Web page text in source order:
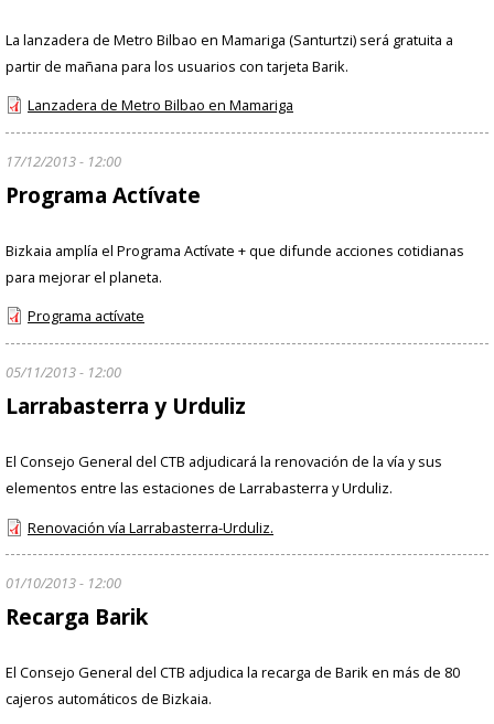
La lanzadera de Metro Bilbao en Mamariga (Santurtzi) será gratuita a
partir de mañana para los usuarios con tarjeta Barik.
Lanzadera de Metro Bilbao en Mamariga
17/12/2013 - 12:00
Programa Actívate
Bizkaia amplía el Programa Actívate + que difunde acciones cotidianas
para mejorar el planeta.
Programa actívate
05/11/2013 - 12:00
Larrabasterra y Urduliz
El Consejo General del CTB adjudicará la renovación de la vía y sus
elementos entre las estaciones de Larrabasterra y Urduliz.
Renovación vía Larrabasterra-Urduliz.
01/10/2013 - 12:00
Recarga Barik
El Consejo General del CTB adjudica la recarga de Barik en más de 80
cajeros automáticos de Bizkaia.